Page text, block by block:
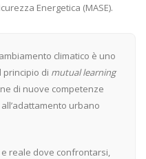
Energetica (MASE).
climatico è uno
di mutual learning
di nuove competenze
urbano
reale dove confrontarsi,